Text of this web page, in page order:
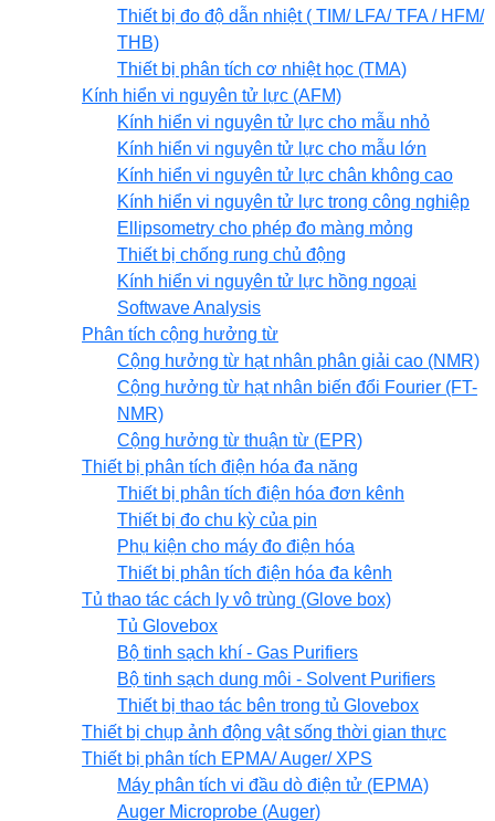
Thiết bị đo độ dẫn nhiệt ( TIM/ LFA/ TFA / HFM/
THB)
Thiết bị phân tích cơ nhiệt học (TMA)
Kính hiển vi nguyên tử lực (AFM)
Kính hiển vi nguyên tử lực cho mẫu nhỏ
Kính hiển vi nguyên tử lực cho mẫu lớn
Kính hiển vi nguyên tử lực chân không cao
Kính hiển vi nguyên tử lực trong công nghiệp
Ellipsometry cho phép đo màng mỏng
Thiết bị chống rung chủ động
Kính hiển vi nguyên tử lực hồng ngoại
Softwave Analysis
Phân tích cộng hưởng từ
Cộng hưởng từ hạt nhân phân giải cao (NMR)
Cộng hưởng từ hạt nhân biến đổi Fourier (FT-
NMR)
Cộng hưởng từ thuận từ (EPR)
Thiết bị phân tích điện hóa đa năng
Thiết bị phân tích điện hóa đơn kênh
Thiết bị đo chu kỳ của pin
Phụ kiện cho máy đo điện hóa
Thiết bị phân tích điện hóa đa kênh
Tủ thao tác cách ly vô trùng (Glove box)
Tủ Glovebox
Bộ tinh sạch khí - Gas Purifiers
Bộ tinh sạch dung môi - Solvent Purifiers
Thiết bị thao tác bên trong tủ Glovebox
Thiết bị chụp ảnh động vật sống thời gian thực
Thiết bị phân tích EPMA/ Auger/ XPS
Máy phân tích vi đầu dò điện tử (EPMA)
Auger Microprobe (Auger)